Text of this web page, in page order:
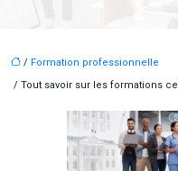
/ Formation professionnelle
/ Tout savoir sur les formations